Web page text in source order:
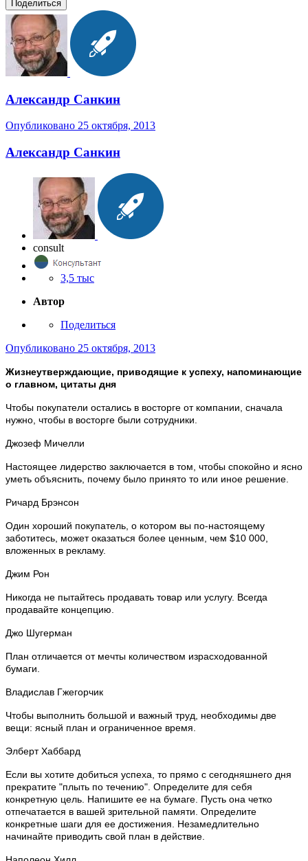
Поделиться
Александр Санкин
Опубликовано 25 октября, 2013
Александр Санкин
consult
3,5 тыс
Автор
Поделиться
Опубликовано 25 октября, 2013
Жизнеутверждающие, приводящие к успеху, напоминающие
о главном, цитаты дня
Чтобы покупатели остались в восторге от компании, сначала
нужно, чтобы в восторге были сотрудники.
Джозеф Мичелли
Настоящее лидерство заключается в том, чтобы спокойно и ясно
уметь объяснить, почему было принято то или иное решение.
Ричард Брэнсон
Один хороший покупатель, о котором вы по-настоящему
заботитесь, может оказаться более ценным, чем $10 000,
вложенных в рекламу.
Джим Рон
Никогда не пытайтесь продавать товар или услугу. Всегда
продавайте концепцию.
Джо Шугерман
План отличается от мечты количеством израсходованной
бумаги.
Владислав Гжегорчик
Чтобы выполнить большой и важный труд, необходимы две
вещи: ясный план и ограниченное время.
Элберт Хаббард
Если вы хотите добиться успеха, то прямо с сегодняшнего дня
прекратите "плыть по течению". Определите для себя
конкретную цель. Напишите ее на бумаге. Пусть она четко
отпечатается в вашей зрительной памяти. Определите
конкретные шаги для ее достижения. Незамедлительно
начинайте приводить свой план в действие.